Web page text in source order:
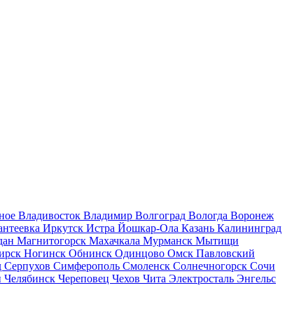
Владивосток Владимир Волгоград Вологда Воронеж
Иркутск Истра Йошкар-Ола Казань Калининград
Магнитогорск Махачкала Мурманск Мытищи
Ногинск Обнинск Одинцово Омск Павловский
Серпухов Симферополь Смоленск Солнечногорск Сочи
Челябинск Череповец Чехов Чита Электросталь Энгельс